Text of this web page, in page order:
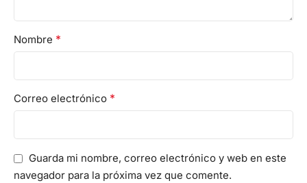
Nombre *
Correo electrónico *
Guarda mi nombre, correo electrónico y web en este
navegador para la próxima vez que comente.